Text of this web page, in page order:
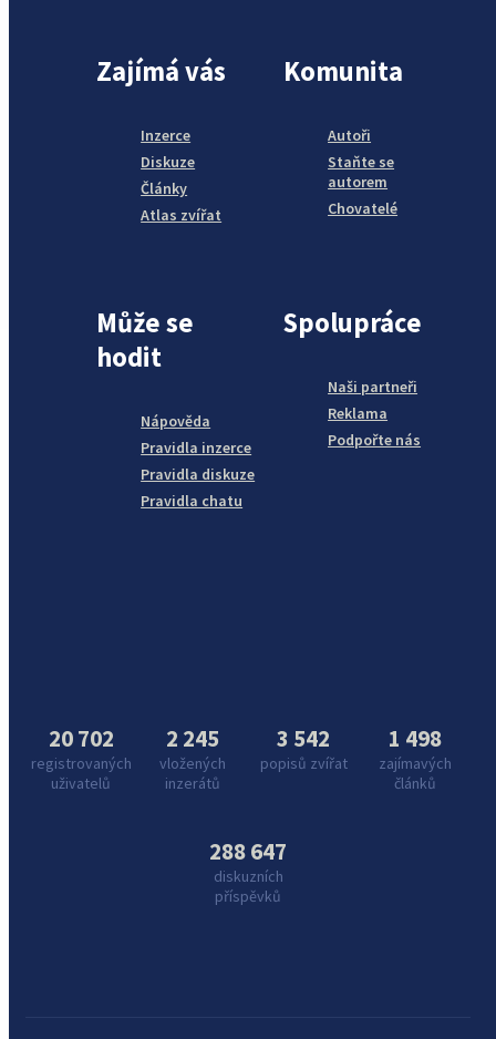
Zajímá vás
Inzerce
Diskuze
Články
Atlas zvířat
Komunita
Autoři
Staňte se
autorem
Chovatelé
Může se
hodit
Nápověda
Pravidla inzerce
Pravidla diskuze
Pravidla chatu
Spolupráce
Naši partneři
Reklama
Podpořte nás
20 702
registrovaných
uživatelů
2 245
vložených
inzerátů
3 542
popisů zvířat
1 498
zajímavých
článků
288 647
diskuzních
příspěvků